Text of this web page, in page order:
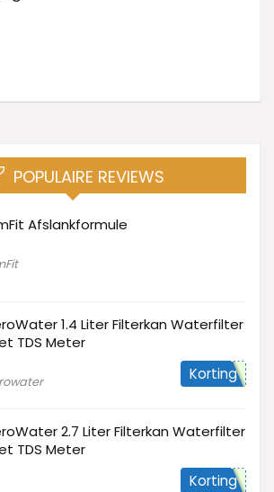
POPULAIRE REVIEWS
Afslankformule
1.4 Liter Filterkan Waterfilter
TDS Meter
Korting
2.7 Liter Filterkan Waterfilter
TDS Meter
Korting